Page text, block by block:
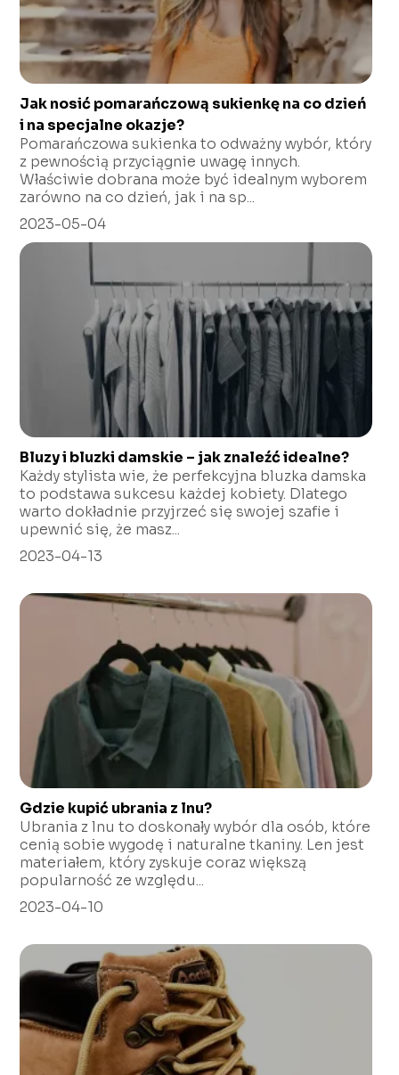
Jak nosić pomarańczową sukienkę na co dzień
i na specjalne okazje?
Pomarańczowa sukienka to odważny wybór, który
z pewnością przyciągnie uwagę innych.
Właściwie dobrana może być idealnym wyborem
zarówno na co dzień, jak i na sp...
2023-05-04
Bluzy i bluzki damskie – jak znaleźć idealne?
Każdy stylista wie, że perfekcyjna bluzka damska
to podstawa sukcesu każdej kobiety. Dlatego
warto dokładnie przyjrzeć się swojej szafie i
upewnić się, że masz...
2023-04-13
Gdzie kupić ubrania z lnu?
Ubrania z lnu to doskonały wybór dla osób, które
cenią sobie wygodę i naturalne tkaniny. Len jest
materiałem, który zyskuje coraz większą
popularność ze względu...
2023-04-10